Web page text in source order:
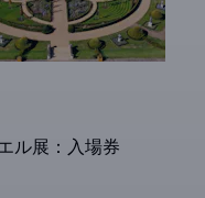
ル展：入場券